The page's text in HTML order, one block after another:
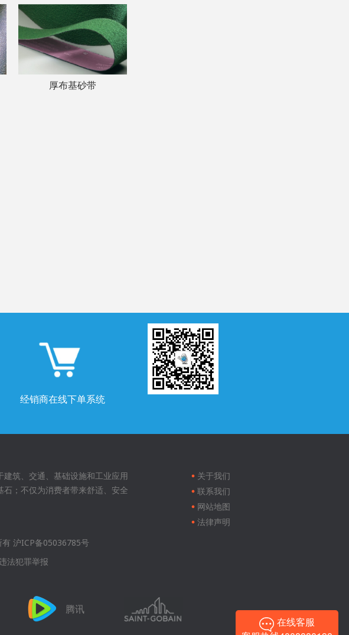
厚布基砂带
经销商在线下单系统
筑、交通、基础设施和工业应用
；不仅为消费者带来舒适、安全
关于我们
联系我们
网站地图
法律声明
沪ICP备05036785号
法犯罪举报
腾讯
在线客服